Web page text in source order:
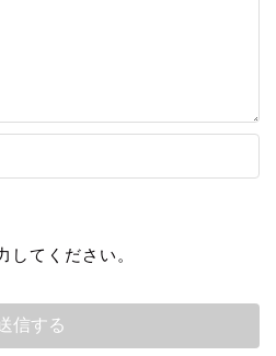
してください。